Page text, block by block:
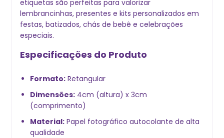
etiquetas são perfeitas para valorizar
lembrancinhas, presentes e kits personalizados em
festas, batizados, chás de bebê e celebrações
especiais.
Especificações do Produto
Formato: Retangular
Dimensões: 4cm (altura) x 3cm
(comprimento)
Material: Papel fotográfico autocolante de alta
qualidade